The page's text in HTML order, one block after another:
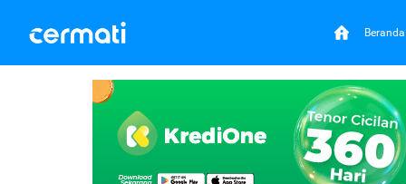
Beranda